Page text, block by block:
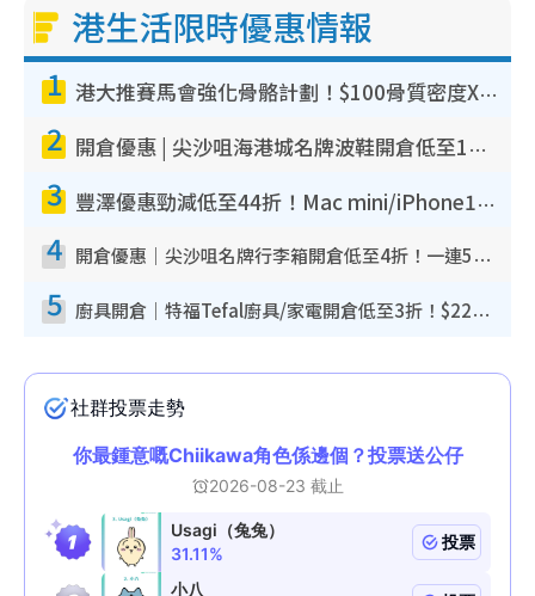
港生活限時優惠情報
1 港大推賽馬會強化骨骼計劃！$100骨質密度X光檢查 完成免費運動訓練送超市禮券！附參加資格
2 開倉優惠 | 尖沙咀海港城名牌波鞋開倉低至1折！On鞋$899起／Joy&Peace鞋履$98起
3 豐澤優惠勁減低至44折！Mac mini/iPhone17Pro大減價！廚房家電$220起
4 開倉優惠｜尖沙咀名牌行李箱開倉低至4折！一連5日 American Tourister/ace./Hallmark $200起！
5 廚具開倉｜特福Tefal廚具/家電開倉低至3折！$220起買平底鍋/炒鑊/湯煲！電飯煲/吸塵機/燙斗$418起